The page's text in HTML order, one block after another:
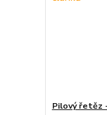
Pilový řetěz